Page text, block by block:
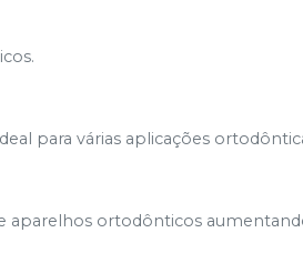
para várias aplicações
aparelhos ortodônticos